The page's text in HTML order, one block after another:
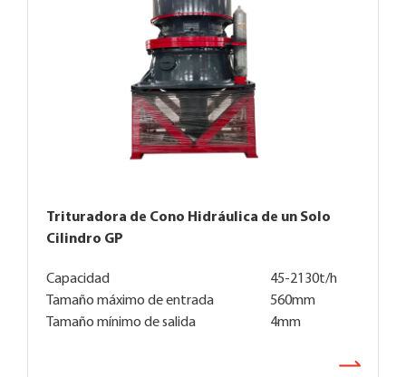
Trituradora de Cono Hidráulica de un Solo
Cilindro GP
Capacidad
45-2130t/h
Tamaño máximo de entrada
560mm
Tamaño mínimo de salida
4mm